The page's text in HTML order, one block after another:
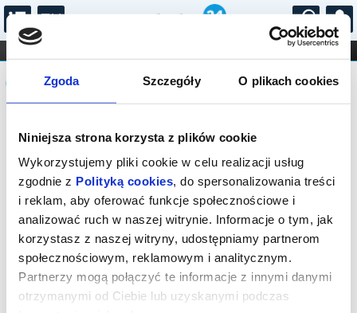
Zgoda Szczegóły O plikach cookies
Niniejsza strona korzysta z plików cookie
Wykorzystujemy pliki cookie w celu realizacji usług
zgodnie z Polityką cookies, do spersonalizowania treści
i reklam, aby oferować funkcje społecznościowe i
analizować ruch w naszej witrynie. Informacje o tym, jak
korzystasz z naszej witryny, udostępniamy partnerom
społecznościowym, reklamowym i analitycznym.
Partnerzy mogą połączyć te informacje z innymi danymi
otrzymanymi od Ciebie lub uzyskanymi podczas
...
FILHARMONIA OPERA I BALET
STAND-UP
DLA DZIECI
Komunikat
Sprzedaż biletów on-line na wydarzenie
została zakończona.